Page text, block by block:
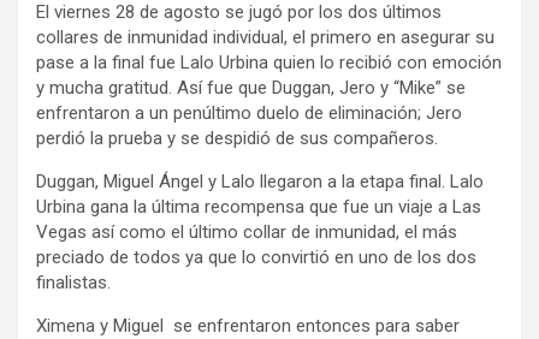
El viernes 28 de agosto se jugó por los dos últimos
collares de inmunidad individual, el primero en asegurar su
pase a la final fue Lalo Urbina quien lo recibió con emoción
y mucha gratitud. Así fue que Duggan, Jero y “Mike” se
enfrentaron a un penúltimo duelo de eliminación; Jero
perdió la prueba y se despidió de sus compañeros.
Duggan, Miguel Ángel y Lalo llegaron a la etapa final. Lalo
Urbina gana la última recompensa que fue un viaje a Las
Vegas así como el último collar de inmunidad, el más
preciado de todos ya que lo convirtió en uno de los dos
finalistas.
Ximena y Miguel se enfrentaron entonces para saber